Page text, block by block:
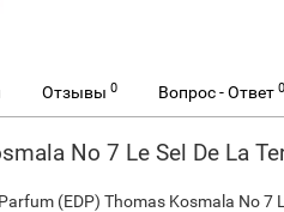
Отзывы0 Вопрос - Ответ0
No 7 Le Sel De La
(EDP) Thomas Kosmala No